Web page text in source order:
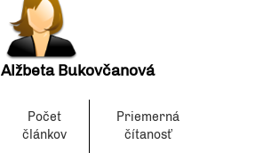
Alžbeta Bukovčanová
Počet
článkov
Priemerná
čítanosť